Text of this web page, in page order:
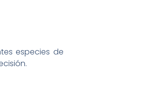
especies de